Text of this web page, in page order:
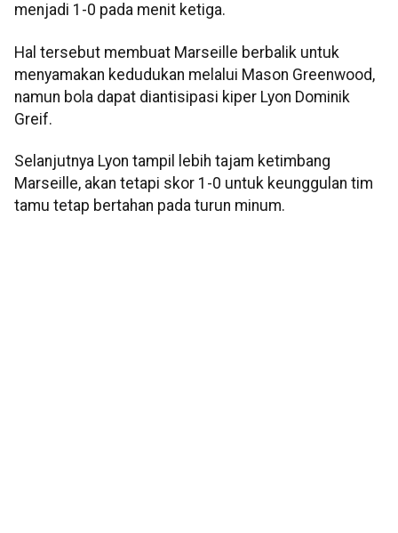
menjadi 1-0 pada menit ketiga.
Hal tersebut membuat Marseille berbalik untuk
menyamakan kedudukan melalui Mason Greenwood,
namun bola dapat diantisipasi kiper Lyon Dominik
Greif.
Selanjutnya Lyon tampil lebih tajam ketimbang
Marseille, akan tetapi skor 1-0 untuk keunggulan tim
tamu tetap bertahan pada turun minum.